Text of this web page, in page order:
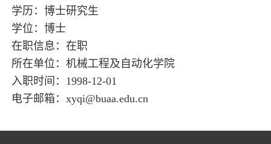
学历：博士研究生
学位：博士
在职信息：在职
所在单位：机械工程及自动化学院
入职时间：1998-12-01
电子邮箱： xyqi@buaa.edu.cn